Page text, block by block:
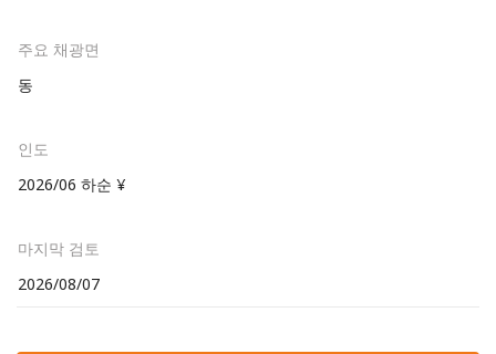
주요 채광면
동
인도
2026/06 하순 ¥
마지막 검토
2026/08/07